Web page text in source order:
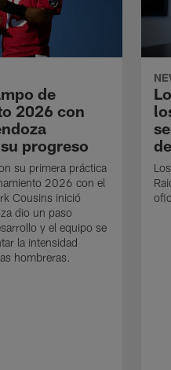
de
2026 con
progreso
su primera práctica
2026 con el
Cousins inició
dio un paso
y el equipo se
la intensidad
hombreras.